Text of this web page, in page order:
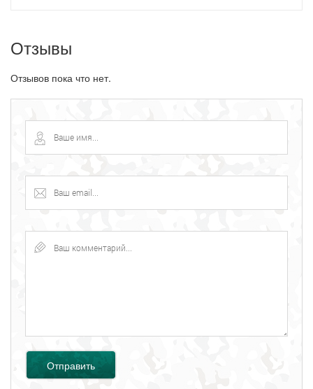
Отзывы
Отзывов пока что нет.
Отправить